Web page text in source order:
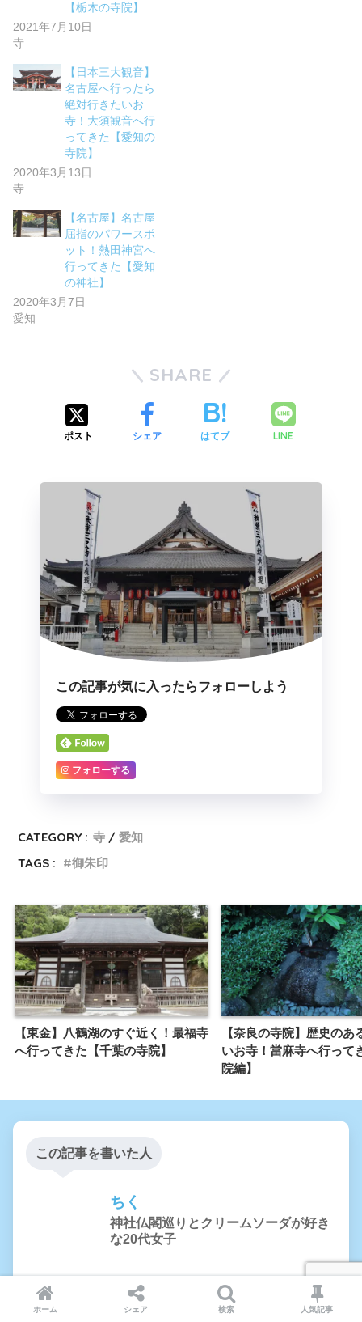
【栃木の寺院】
2021年7月10日
寺
【日本三大観音】
名古屋へ行ったら
絶対行きたいお
寺！大須観音へ行
ってきた【愛知の
寺院】
2020年3月13日
寺
【名古屋】名古屋
屈指のパワースポ
ット！熱田神宮へ
行ってきた【愛知
の神社】
2020年3月7日
愛知
SHARE
ポスト シェア はてブ LINE
この記事が気に入ったらフォローしよう
フォローする
CATEGORY : 寺
愛知
TAGS :
御朱印
【東金】八鶴湖のすぐ近く！最福寺
へ行ってきた【千葉の寺院】
【奈良の寺院】歴史のあ
いお寺！當麻寺へ行って
院編】
この記事を書いた人
ちく
神社仏閣巡りとクリームソーダが好き
な20代女子
神社やお寺へ行ったり、美味しいものを食べに行ったり
するのが好き。クリームソーダ大好き人間。実家の鳥さ
ホーム シェア 検索 人気記事